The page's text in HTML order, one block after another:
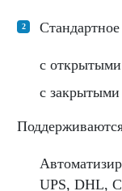
с
с закрытыми
UPS, DHL,